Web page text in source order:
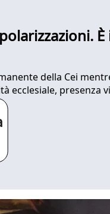
della Cei
ecclesiale, presenza